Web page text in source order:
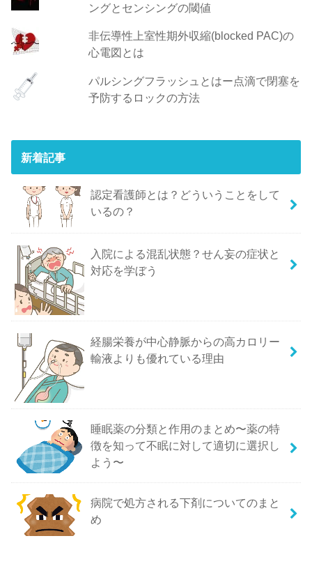
ングとセンシングの閾値
非伝導性上室性期外収縮(blocked PAC)の
心電図とは
パルシングフラッシュとはー点滴で閉塞を
予防するロックの方法
新着記事
認定看護師とは？どういうことをして
いるの？
入院による混乱状態？せん妄の症状と
対応を学ぼう
経腸栄養が中心静脈からの高カロリー
輸液よりも優れている理由
睡眠薬の分類と作用のまとめ〜薬の特
徴を知って不眠に対して適切に選択し
よう〜
病院で処方される下剤についてのまと
め